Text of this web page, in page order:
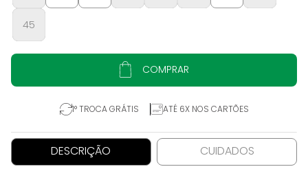
45
COMPRAR
1° TROCA GRÁTIS ATÉ 6X NOS CARTÕES